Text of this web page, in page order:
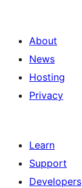
About
News
Hosting
Privacy
Learn
Support
Developers